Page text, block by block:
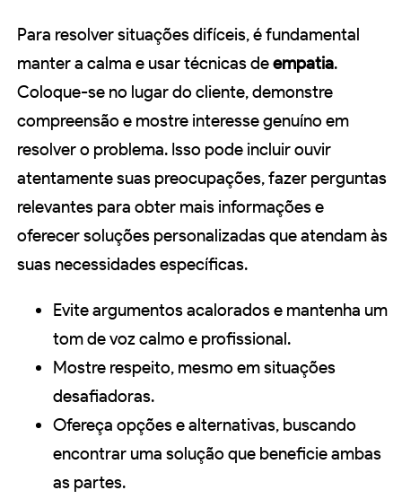
Para resolver situações difíceis, é fundamental
manter a calma e usar técnicas deempatia.
Coloque-se no lugar do cliente, demonstre
compreensão e mostre interesse genuíno em
resolver o problema. Isso pode incluir ouvir
atentamente suas preocupações, fazer perguntas
relevantes para obter mais informações e
oferecer soluções personalizadas que atendam às
suas necessidades específicas.
Evite argumentos acalorados e mantenha um
tom de voz calmo e profissional.
Mostre respeito, mesmo em situações
desafiadoras.
Ofereça opções e alternativas, buscando
encontrar uma solução que beneficie ambas
as partes.